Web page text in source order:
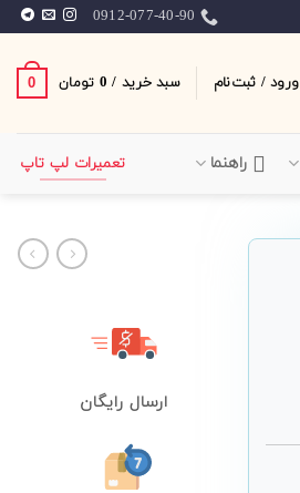
0912-077-40-90
ورود / ثبت‌نام سبد خرید / 0 تومان 0
راهنما تعمیرات لپ تاپ
ارسال رایگان